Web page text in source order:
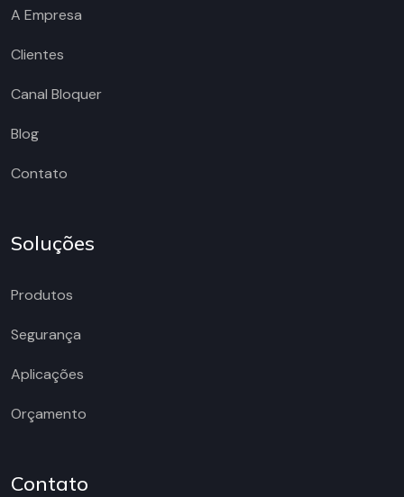
A Empresa
Clientes
Canal Bloquer
Blog
Contato
Soluções
Produtos
Segurança
Aplicações
Orçamento
Contato